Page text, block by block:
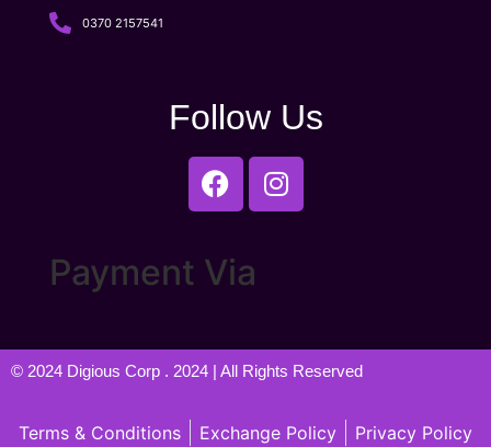
0370 2157541
Follow Us
Payment Via
© 2024 Digious Corp . 2024 | All Rights Reserved
Terms & Conditions Exchange Policy Privacy Policy